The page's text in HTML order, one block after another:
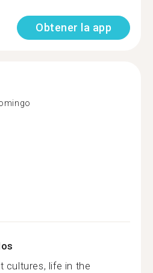
Obtener la app
cultures, life in the